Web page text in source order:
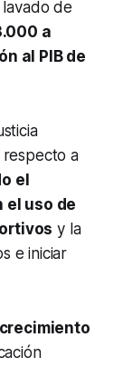
de
a
al PIB de
respecto a
el
el uso de
y la
e iniciar
crecimiento